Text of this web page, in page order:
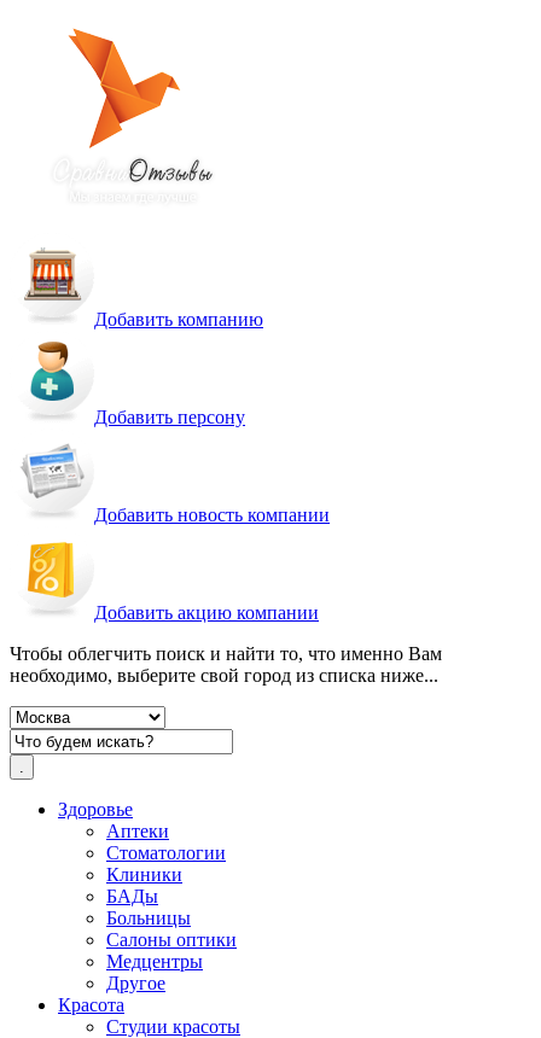
Добавить компанию
Добавить персону
Добавить новость компании
Добавить акцию компании
Чтобы облегчить поиск и найти то, что именно Вам
необходимо, выберите свой город из списка ниже...
Здоровье
Аптеки
Стоматологии
Клиники
БАДы
Больницы
Салоны оптики
Медцентры
Другое
Красота
Студии красоты